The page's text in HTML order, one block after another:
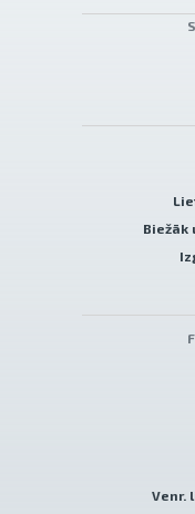
Biežāk
Venr.